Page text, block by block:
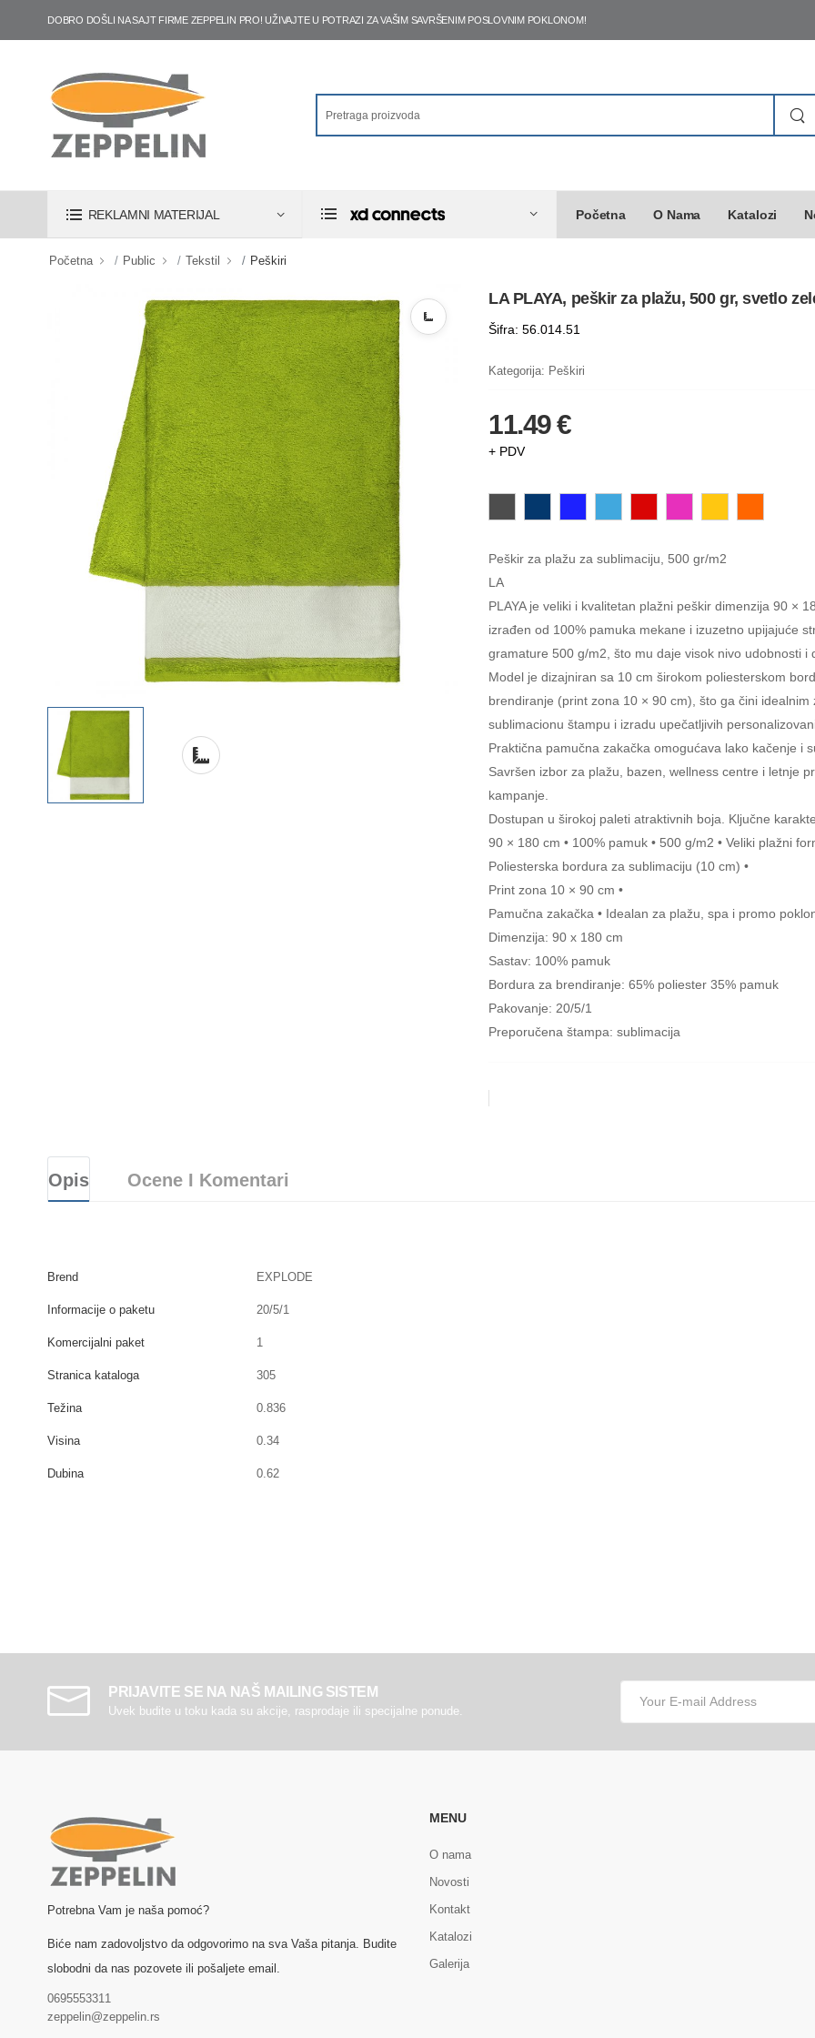
DOBRO DOŠLI NA SAJT FIRME ZEPPELIN PRO! UŽIVAJTE U POTRAZI ZA VAŠIM SAVRŠENIM POSLOVNIM POKLONOM!
REKLAMNI MATERIJAL Početna O Nama Katalozi
Početna Public Tekstil Peškiri
LA PLAYA, peškir za plažu, 500 gr, svetlo
Šifra: 56.014.51
Kategorija: Peškiri
11.49 €
+ PDV
Peškir za plažu za sublimaciju, 500 gr/m2
LA
PLAYA je veliki i kvalitetan plažni peškir dimenzija 90 ×
izrađen od 100% pamuka mekane i izuzetno upijajuće
gramature 500 g/m2, što mu daje visok nivo udobnosti i
Model je dizajniran sa 10 cm širokom poliesterskom
brendiranje (print zona 10 × 90 cm), što ga čini idealnim
sublimacionu štampu i izradu upečatljivih
Praktična pamučna zakačka omogućava lako kačenje i
Savršen izbor za plažu, bazen, wellness centre i letnje
kampanje.
Dostupan u širokoj paleti atraktivnih boja. Ključne
90 × 180 cm • 100% pamuk • 500 g/m2 • Veliki plažni
Poliesterska bordura za sublimaciju (10 cm) •
Print zona 10 × 90 cm •
Pamučna zakačka • Idealan za plažu, spa i promo
Dimenzija: 90 x 180 cm
Sastav: 100% pamuk
Bordura za brendiranje: 65% poliester 35% pamuk
Pakovanje: 20/5/1
Preporučena štampa: sublimacija
Opis Ocene I Komentari
Brend EXPLODE
Informacije o paketu 20/5/1
Komercijalni paket 1
Stranica kataloga 305
Težina 0.836
Visina 0.34
Dubina 0.62
PRIJAVITE SE NA NAŠ MAILING SISTEM
Uvek budite u toku kada su akcije, rasprodaje ili specijalne ponude.
Potrebna Vam je naša pomoć?
Biće nam zadovoljstvo da odgovorimo na sva Vaša pitanja. Budite
slobodni da nas pozovete ili pošaljete email.
0695553311
zeppelin@zeppelin.rs
MENU
O nama
Novosti
Kontakt
Katalozi
Galerija